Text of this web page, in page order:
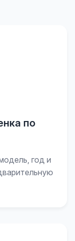
по
год и